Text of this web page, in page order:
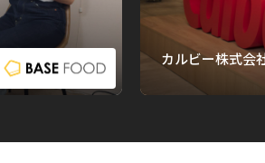
カルビー株式会